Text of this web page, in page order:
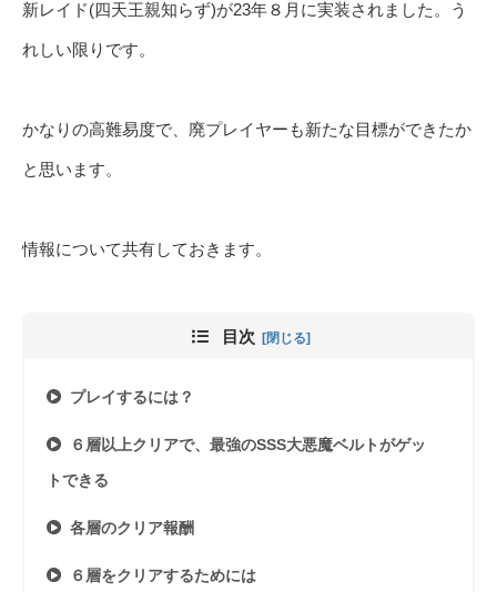
新レイド(四天王親知らず)が23年８月に実装されました。う
れしい限りです。
かなりの高難易度で、廃プレイヤーも新たな目標ができたか
と思います。
情報について共有しておきます。
目次
プレイするには？
６層以上クリアで、最強のSSS大悪魔ベルトがゲッ
トできる
各層のクリア報酬
６層をクリアするためには